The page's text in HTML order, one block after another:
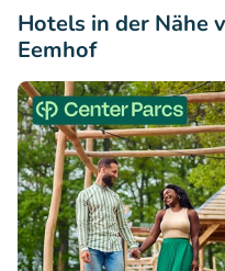
Hotels in der Nähe
Eemhof